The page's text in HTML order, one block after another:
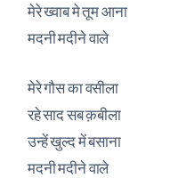
मेरे ख्वाब मे तूम आना
मदनी मदीने वाले
मेरे गौस का वसीला
रहे साद सब क़बीला
उन्हें खुल्द में बसाना
मदनी मदीने वाले